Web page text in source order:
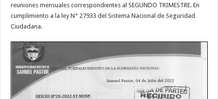
reuniones mensuales correspondientes al SEGUNDO TRIMESTRE. En
cumplimiento a la ley N° 27933 del Sistema Nacional de Seguridad
Ciudadana.